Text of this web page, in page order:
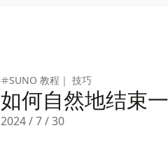
SUNO 教程｜ 技巧
如何自然地结束
2024 / 7 / 30